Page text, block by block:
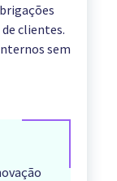
clientes.
sem